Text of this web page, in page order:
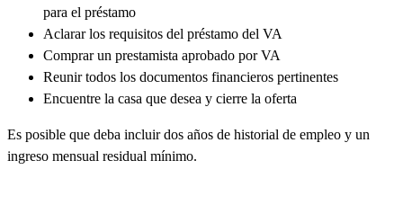
para el préstamo
Aclarar los requisitos del préstamo del VA
Comprar un prestamista aprobado por VA
Reunir todos los documentos financieros pertinentes
Encuentre la casa que desea y cierre la oferta
Es posible que deba incluir dos años de historial de empleo y un
ingreso mensual residual mínimo.